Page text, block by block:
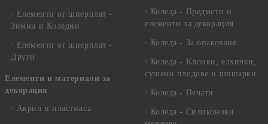
Елементи от шперплат -
Зимни и Коледни
Елементи от шперплат -
Други
Елементи и материали за
декорация
Акрил и пластмаса
Коледа - Предмети и
елементи за декорация
Коледа - За опаковане
Коледа - Kлонки, елхички,
сушени плодове и шишарки
Коледа - Печати
Коледа - Силиконови